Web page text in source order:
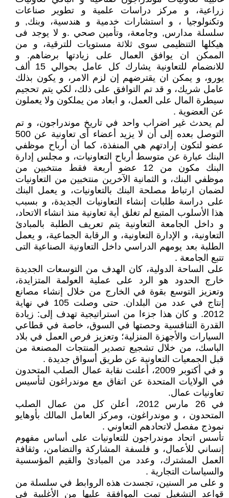
زراعية، و مركز دراسات علمية و تطوير صناعات
وتكنولوجيا ، و استشارات خدمية و هندسية، وبنك, و
سلسلة مدارس, وجامعة، وتأمين صحي .و لا يوجد فى
هيكلها التنظيمى سوى ثلاثة مستويات للترقية، و من
الممكن ان يوافق العمال على زيادتها برضاهم. و
للانضمام للتعاونية يشارك كل عامل بحوالي 15 ألف
يورو، و يمكن ان يقترضهم إن لزم الامر، و يكون بذلك
عامل شريك، و قد تم التوافق على ذلك، لكي يتم تحجيم
سيطرة المال على العمل، و ابعاد من يملكون ولا يعملون
عن العضوية .
لم يحدث غير اضراب واحد في تاريخ موندراجون، و تم
التوصل بعده إلى أن لا يزيد أعضاء أى تعاونية عن 500
عضو لتكون إرادتهم هي المنفذة، كما أن أرباح موظفي
البنك عبارة عن متوسط أرباح التعاونيات، و مجلس إدارة
البنك مكون من 12 عضو أربعة فقط منتخبين من
موظفي البنك، و الثمانية الآخرين منتخبين من التعاونيات
لضمان ارتباط مصلحة البنك بالتعاونيات، و يعمل البنك
على دراسة طلبات إنشاء التعاونيات الجديدة، و بسبب
هذا الأسلوب المتبع لم تغلق أية تعاونية منذ انشاء الاتحاد،
و داخل الجامعة التعاونية يتم تعريف الطلبة بالمبادئ
التعاونية، و الإدارة التعاونية، و الرقابة الجماعية، و يعمل
الطلبة بعد يومهم الدراسي داخل التعاونية الصناعية التى
تتبع الجامعة .
على الساحة الدولية، كان الهدف من التوسعات الجديدة
خارج الحدود هو الرد على عملية العولمة المتزايدة،
وتعزيز التوسع بقوة في الخارج من خلال إنشاء مصانع
إنتاج في عدد من البلدان. حتى وصلت 105 في نهاية
2012. و كان هذا جزءا من استراتيجية تهدف إلى: زيادة
القدرة التنافسية وحصتها في السوق، خاصة في قطاعي
السيارات والأجهزة المنزلية؛ وتعزيز فرص العمل في بلاد
الباسك، من خلال تشجيع تصدير المنتجات المصنعة من
قبل الجمعيات التعاونية عن طريق أسواق جديدة .
و في أكتوبر 2009، أعلنت نقابة عمال الصلب المتحدون
في الولايات المتحدة عن اتفاق مع موندراغون لتأسيس
تعاونيات عمال.
في 26 مارس 2012، أعلن كل من عمال الصلب
المتحدون ، و موندراغون، ومركز العامل المالك بأوهايو
نموذج مفصل لاتحادهم التعاوني .
تأسس اتحاد موندراجون للتعاونيات على أساس مفهوم
إنساني للأعمال، و فلسفة المشاركة والتضامن، وثقافة
العمل المشترك، وعدد من المبادئ والقيم المؤسسية
والسياسات التجارية .
و على مر السنين، تجسدت هذه الروابط في سلسلة من
قواعد التشغيل تمت الموافقة عليها من الأغلبية فى